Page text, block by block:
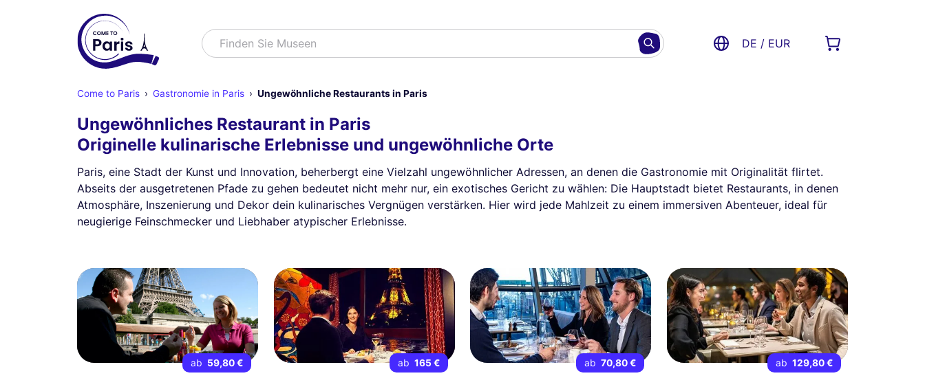
SuchenFinden Sie M DE / EUR
Come to Paris Gastronomie in Paris Ungewöhnliche Restaurants in Paris
Ungewöhnliches Restaurant in Paris
Originelle kulinarische Erlebnisse und ungewöhnliche Orte
Paris, eine Stadt der Kunst und Innovation, beherbergt eine Vielzahl ungewöhnlicher Adressen, an denen die Gastronomie mit Originalität flirtet.
Abseits der ausgetretenen Pfade zu gehen bedeutet nicht mehr nur, ein exotisches Gericht zu wählen: Die Hauptstadt bietet Restaurants, in denen
Atmosphäre, Inszenierung und Dekor dein kulinarisches Vergnügen verstärken. Hier wird jede Mahlzeit zu einem immersiven Abenteuer, ideal für
neugierige Feinschmecker und Liebhaber atypischer Erlebnisse.
ab 59,80 € ab 165 € ab 70,80 € ab 129,80 €